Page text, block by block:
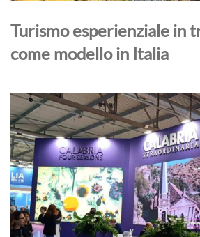
Turismo esperienziale in
come modello in Italia